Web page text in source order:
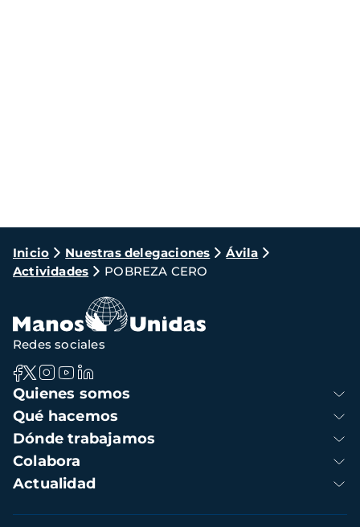
Ruta
de
navegación
Inicio Nuestras delegaciones
Ávila
Actividades
POBREZA CERO
Navegación
principal
Quienes somos
Qué hacemos
Dónde trabajamos
Colabora
Actualidad
Redes sociales